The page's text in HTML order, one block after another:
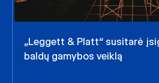
„Leggett & Platt“ susitarė
baldų gamybos veiklą